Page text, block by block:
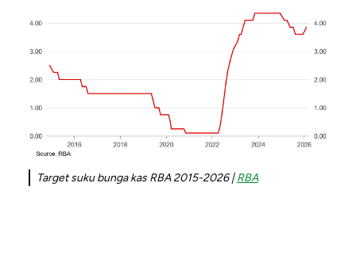
Target suku bunga kas RBA 2015-2026 |RBA